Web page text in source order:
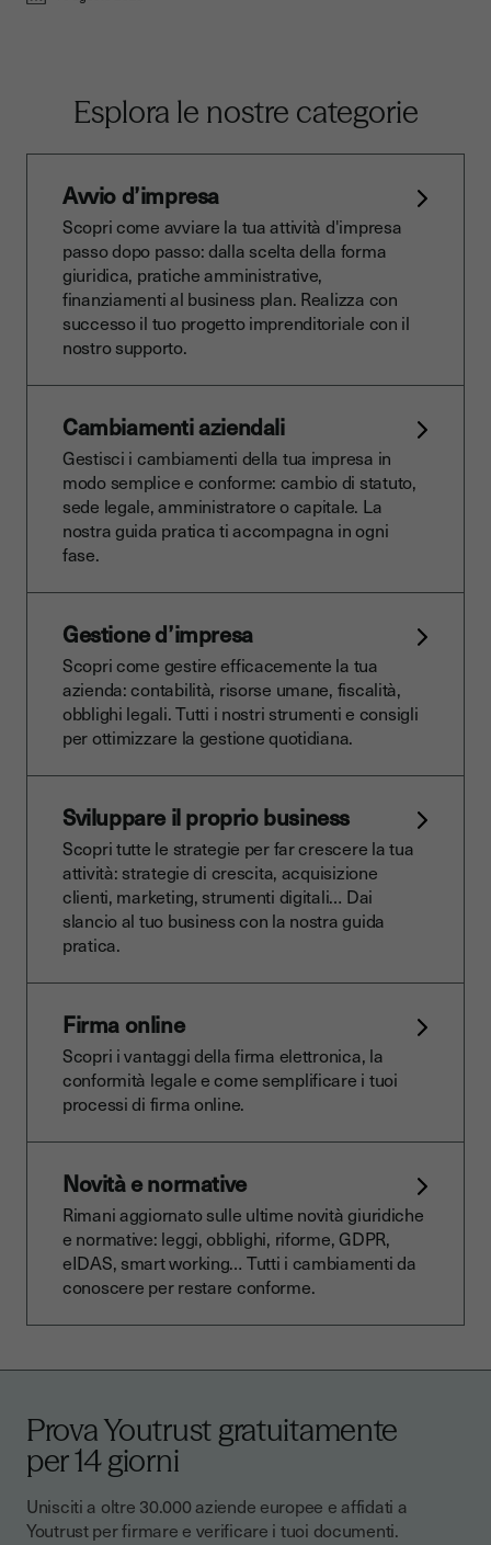
Esplora le nostre categorie
Avvio d’impresa
Scopri come avviare la tua attività d'impresa
passo dopo passo: dalla scelta della forma
giuridica, pratiche amministrative,
finanziamenti al business plan. Realizza con
successo il tuo progetto imprenditoriale con il
nostro supporto.
Cambiamenti aziendali
Gestisci i cambiamenti della tua impresa in
modo semplice e conforme: cambio di statuto,
sede legale, amministratore o capitale. La
nostra guida pratica ti accompagna in ogni
fase.
Gestione d’impresa
Scopri come gestire efficacemente la tua
azienda: contabilità, risorse umane, fiscalità,
obblighi legali. Tutti i nostri strumenti e consigli
per ottimizzare la gestione quotidiana.
Sviluppare il proprio business
Scopri tutte le strategie per far crescere la tua
attività: strategie di crescita, acquisizione
clienti, marketing, strumenti digitali… Dai
slancio al tuo business con la nostra guida
pratica.
Firma online
Scopri i vantaggi della firma elettronica, la
conformità legale e come semplificare i tuoi
processi di firma online.
Novità e normative
Rimani aggiornato sulle ultime novità giuridiche
e normative: leggi, obblighi, riforme, GDPR,
eIDAS, smart working… Tutti i cambiamenti da
conoscere per restare conforme.
Prova Youtrust gratuitamente
per 14 giorni
Unisciti a oltre 30.000 aziende europee e affidati a
Youtrust per firmare e verificare i tuoi documenti.